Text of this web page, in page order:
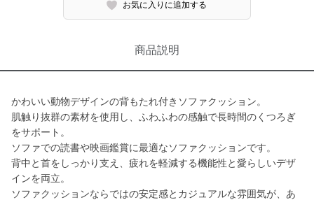
お気に入りに追加する
商品説明
かわいい動物デザインの背もたれ付きソファクッション。
肌触り抜群の素材を使用し、ふわふわの感触で長時間のくつろぎ
をサポート。
ソファでの読書や映画鑑賞に最適なソファクッションです。
背中と首をしっかり支え、疲れを軽減する機能性と愛らしいデザ
インを両立。
ソファクッションならではの安定感とカジュアルな雰囲気が、あ